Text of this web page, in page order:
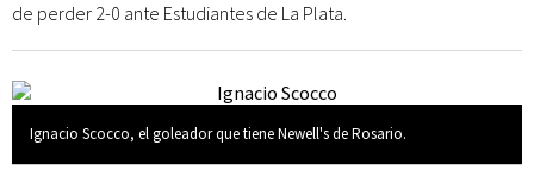
de perder 2-0 ante Estudiantes de La Plata.
Ignacio Scocco, el goleador que tiene Newell's de Rosario.